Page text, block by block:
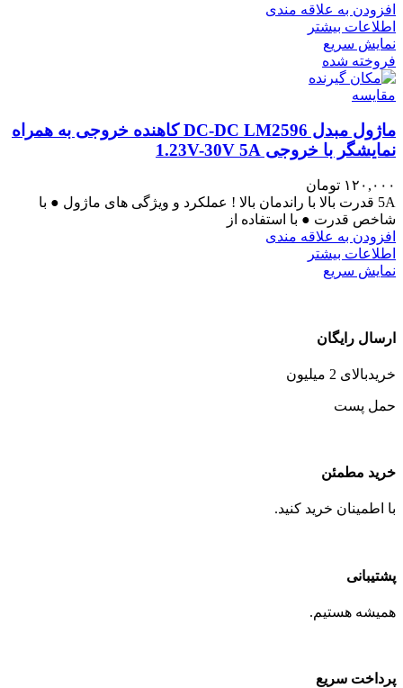
افزودن به علاقه مندی
اطلاعات بیشتر
نمایش سریع
فروخته شده
مقايسه
ماژول مبدل DC-DC LM2596 کاهنده خروجی به همراه
نمایشگر با خروجی 1.23V-30V 5A
۱۲۰,۰۰۰ تومان
5A قدرت بالا با راندمان بالا ! عملکرد و ویژگی های ماژول ● با
شاخص قدرت ● با استفاده از
افزودن به علاقه مندی
اطلاعات بیشتر
نمایش سریع
ارسال رایگان
خریدبالای 2 میلیون
حمل پست
خرید مطمئن
با اطمینان خرید کنید.
پشتیبانی
همیشه هستیم.
پرداخت سریع